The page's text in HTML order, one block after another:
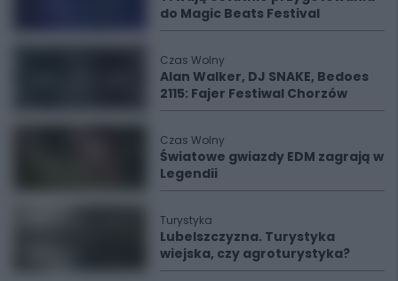
do Magic Beats Festival
Czas Wolny
Alan Walker, DJ SNAKE, Bedoes
2115: Fajer Festiwal Chorzów
Czas Wolny
Światowe gwiazdy EDM zagrają w
Legendii
Turystyka
Lubelszczyzna. Turystyka
wiejska, czy agroturystyka?